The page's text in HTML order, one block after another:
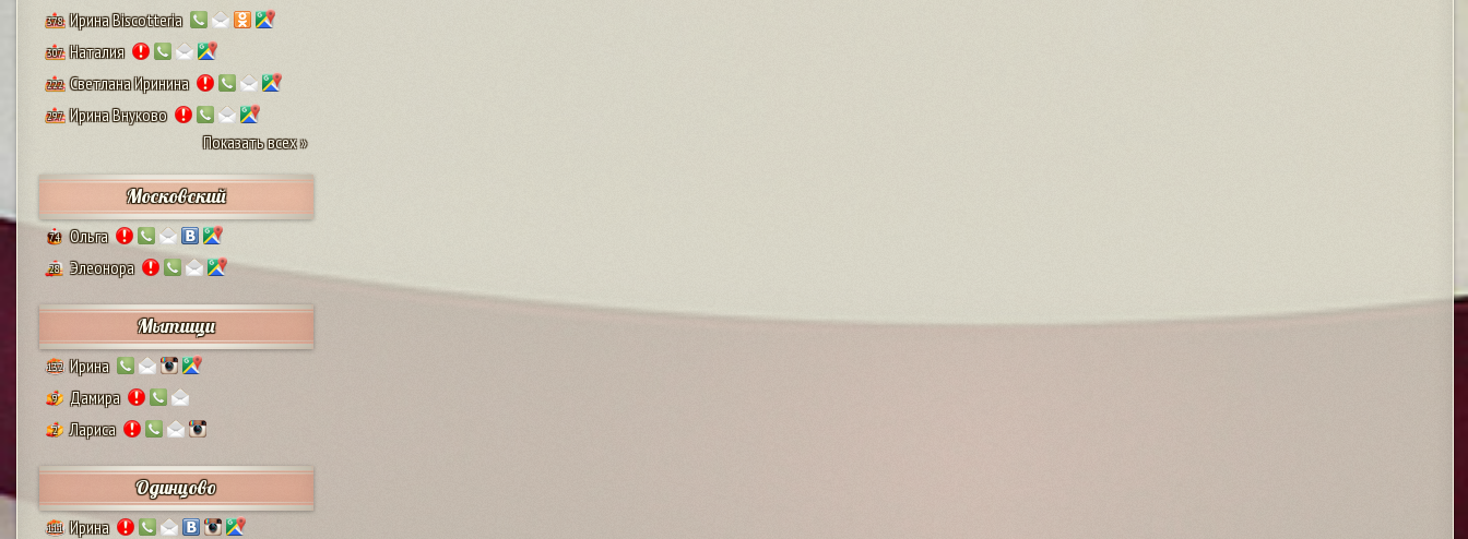
378 Ирина Biscotteria
307 Наталия
222 Светлана Иринина
297 Ирина Внуково
Показать всех »
Московский
74 Ольга
28 Элеонора
Мытищи
132 Ирина
9 Дамира
2 Лариса
Одинцово
111 Ирина